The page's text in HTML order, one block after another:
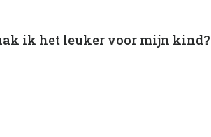
ik het leuker voor mijn kind?